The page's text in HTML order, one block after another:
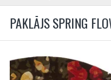
PAKLĀJS SPRING